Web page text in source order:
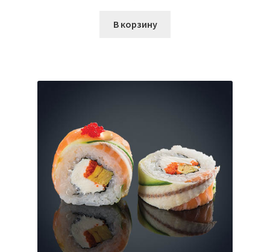
В корзину